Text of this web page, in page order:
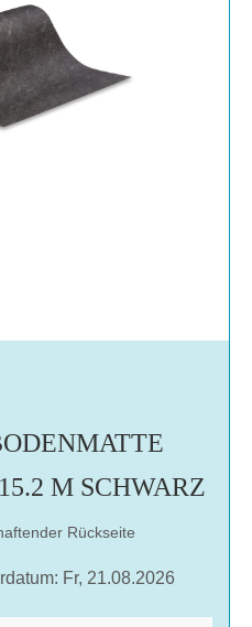
M SCHWARZ
Rückseite
Fr, 21.08.2026